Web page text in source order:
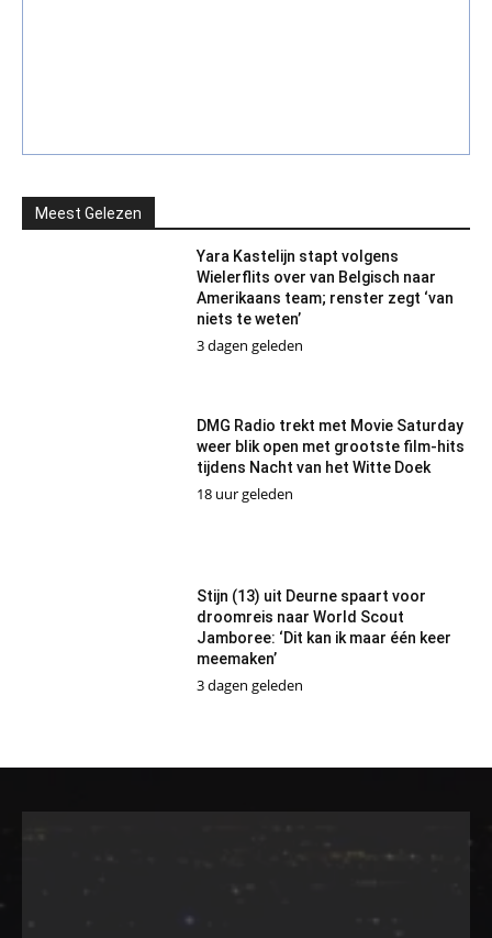
Meest Gelezen
Yara Kastelijn stapt volgens
Wielerflits over van Belgisch naar
Amerikaans team; renster zegt ‘van
niets te weten’
3 dagen geleden
DMG Radio trekt met Movie Saturday
weer blik open met grootste film-hits
tijdens Nacht van het Witte Doek
18 uur geleden
Stijn (13) uit Deurne spaart voor
droomreis naar World Scout
Jamboree: ‘Dit kan ik maar één keer
meemaken’
3 dagen geleden